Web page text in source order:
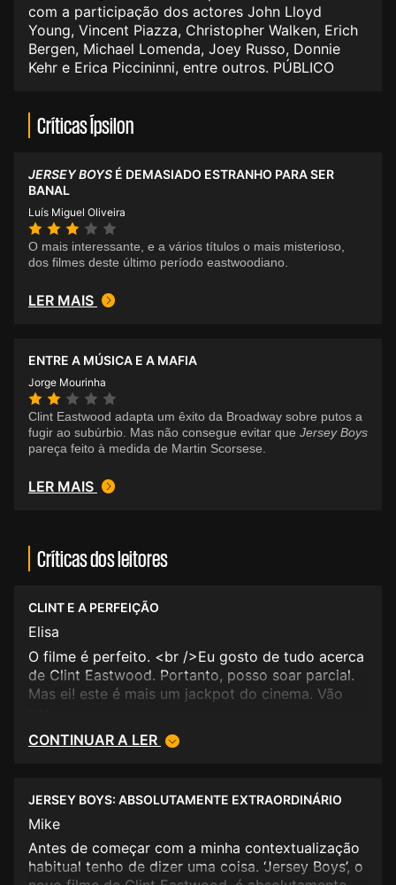
com a participação dos actores John Lloyd
Young, Vincent Piazza, Christopher Walken, Erich
Bergen, Michael Lomenda, Joey Russo, Donnie
Kehr e Erica Piccininni, entre outros. PÚBLICO
Críticas Ípsilon
JERSEY BOYS É DEMASIADO ESTRANHO PARA SER
BANAL
Luís Miguel Oliveira
O mais interessante, e a vários títulos o mais misterioso,
dos filmes deste último período eastwoodiano.
LER MAIS
ENTRE A MÚSICA E A MAFIA
Jorge Mourinha
Clint Eastwood adapta um êxito da Broadway sobre putos a
fugir ao subúrbio. Mas não consegue evitar que Jersey Boys
pareça feito à medida de Martin Scorsese.
LER MAIS
Críticas dos leitores
CLINT E A PERFEIÇÃO
Elisa
O filme é perfeito. <br />Eu gosto de tudo acerca
de Clint Eastwood. Portanto, posso soar parcial.
Mas ei! este é mais um jackpot do cinema. Vão
CONTINUAR A LER
JERSEY BOYS: ABSOLUTAMENTE EXTRAORDINÁRIO
Mike
Antes de começar com a minha contextualização
habitual tenho de dizer uma coisa. ‘Jersey Boys’, o